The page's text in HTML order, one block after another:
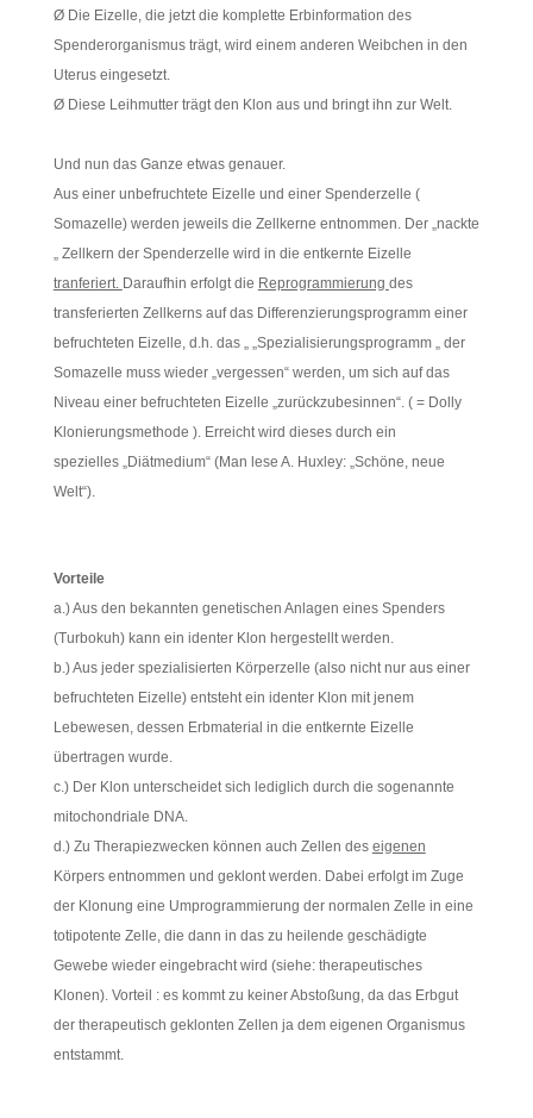
Ø Die Eizelle, die jetzt die komplette Erbinformation des
Spenderorganismus trägt, wird einem anderen Weibchen in den
Uterus eingesetzt.
Ø Diese Leihmutter trägt den Klon aus und bringt ihn zur Welt.
Und nun das Ganze etwas genauer.
Aus einer unbefruchtete Eizelle und einer Spenderzelle (
Somazelle) werden jeweils die Zellkerne entnommen. Der „nackte
„ Zellkern der Spenderzelle wird in die entkernte Eizelle
tranferiert. Daraufhin erfolgt die Reprogrammierung des
transferierten Zellkerns auf das Differenzierungsprogramm einer
befruchteten Eizelle, d.h. das „ „Spezialisierungsprogramm „ der
Somazelle muss wieder „vergessen“ werden, um sich auf das
Niveau einer befruchteten Eizelle „zurückzubesinnen“. ( = Dolly
Klonierungsmethode ). Erreicht wird dieses durch ein
spezielles „Diätmedium“ (Man lese A. Huxley: „Schöne, neue
Welt“).
Vorteile
a.) Aus den bekannten genetischen Anlagen eines Spenders
(Turbokuh) kann ein identer Klon hergestellt werden.
b.) Aus jeder spezialisierten Körperzelle (also nicht nur aus einer
befruchteten Eizelle) entsteht ein identer Klon mit jenem
Lebewesen, dessen Erbmaterial in die entkernte Eizelle
übertragen wurde.
c.) Der Klon unterscheidet sich lediglich durch die sogenannte
mitochondriale DNA.
d.) Zu Therapiezwecken können auch Zellen des eigenen
Körpers entnommen und geklont werden. Dabei erfolgt im Zuge
der Klonung eine Umprogrammierung der normalen Zelle in eine
totipotente Zelle, die dann in das zu heilende geschädigte
Gewebe wieder eingebracht wird (siehe: therapeutisches
Klonen). Vorteil : es kommt zu keiner Abstoßung, da das Erbgut
der therapeutisch geklonten Zellen ja dem eigenen Organismus
entstammt.